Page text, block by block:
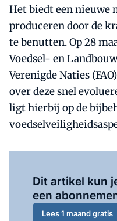
Het biedt een nieuwe
produceren door de
te benutten. Op 28
Voedsel- en
Verenigde Naties
over deze snel
ligt hierbij op de
Dit artikel kun
een
Lees 1 maand gratis